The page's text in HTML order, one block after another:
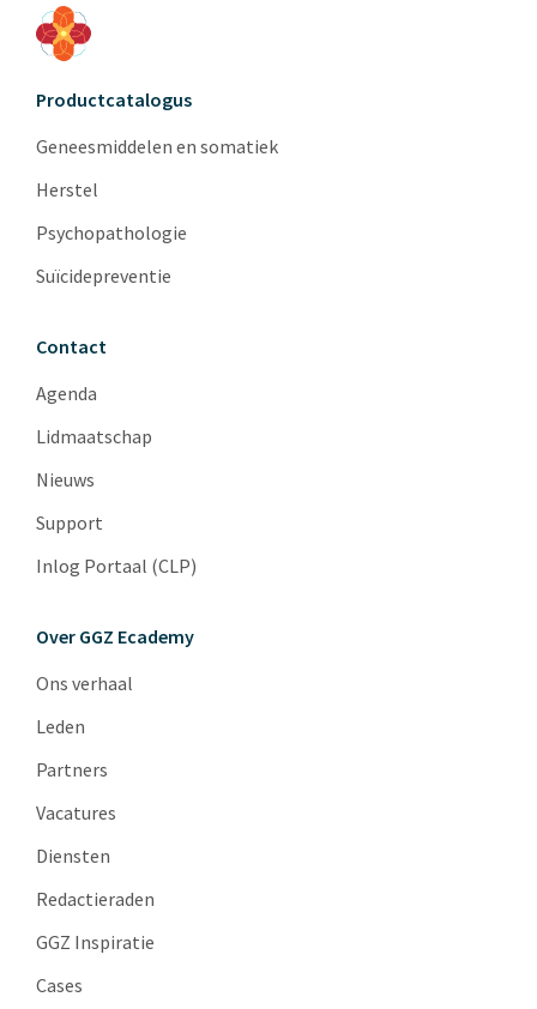
Productcatalogus
Geneesmiddelen en somatiek
Herstel
Psychopathologie
Suïcidepreventie
Contact
Agenda
Lidmaatschap
Nieuws
Support
Inlog Portaal (CLP)
Over GGZ Ecademy
Ons verhaal
Leden
Partners
Vacatures
Diensten
Redactieraden
GGZ Inspiratie
Cases